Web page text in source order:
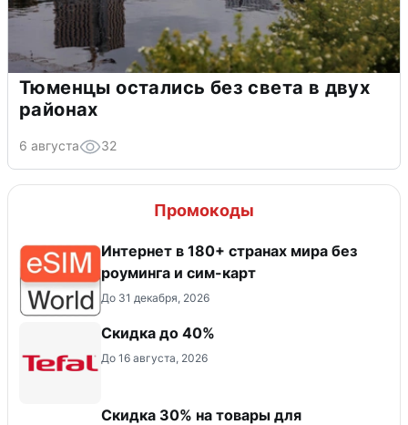
Тюменцы остались без света в двух
районах
6 августа 32
Промокоды
Интернет в 180+ странах мира без
роуминга и сим-карт
До 31 декабря, 2026
Скидка до 40%
До 16 августа, 2026
Скидка 30% на товары для